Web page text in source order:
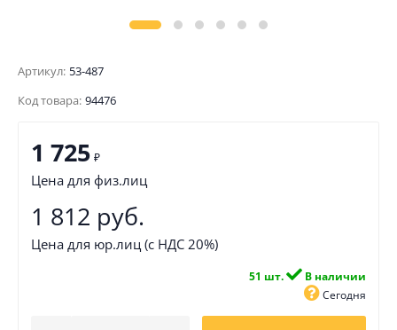
Артикул: 53-487
Код товара: 94476
1 725 ₽
Цена для физ.лиц
1 812 руб.
Цена для юр.лиц (с НДС 20%)
51 шт.
В наличии
Сегодня